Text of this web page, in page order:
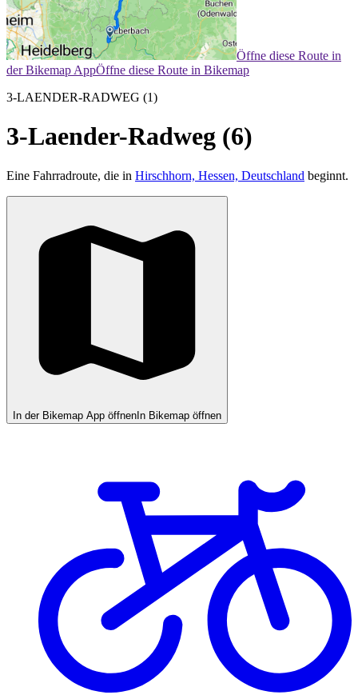
Öffne diese Route in
der Bikemap AppÖffne diese Route in Bikemap
3-LAENDER-RADWEG (1)
3-Laender-Radweg (6)
Eine Fahrradroute, die in Hirschhorn, Hessen, Deutschland beginnt.
In der Bikemap App öffnen In Bikemap öffnen